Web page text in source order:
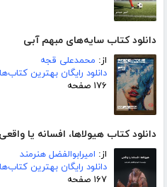
دانلود کتاب سایه‌های مبهم آبی
از: محمدعلی قجه
دانلود رایگان بهترین
۱۷۶ صفحه
دانلود کتاب هیولاها، افسانه یا
از: امیرابوالفضل هنرمند
دانلود رایگان بهترین
۱۶۷ صفحه